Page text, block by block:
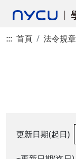
::: 首頁 法令規章
更新日期(起日)